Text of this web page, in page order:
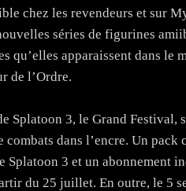
chez les revendeurs et sur
séries de figurines
qu’elles apparaissent dans le
de l’Ordre.
Splatoon 3, le Grand Festival,
combats dans l’encre. Un
Splatoon 3 et un
du 25 juillet. En outre, le 5